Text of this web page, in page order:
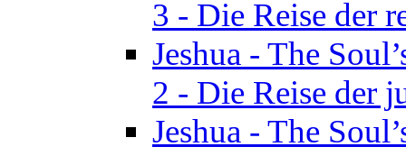
3 - Die Reise der
Jeshua - The
2 - Die Reise der
Jeshua - The